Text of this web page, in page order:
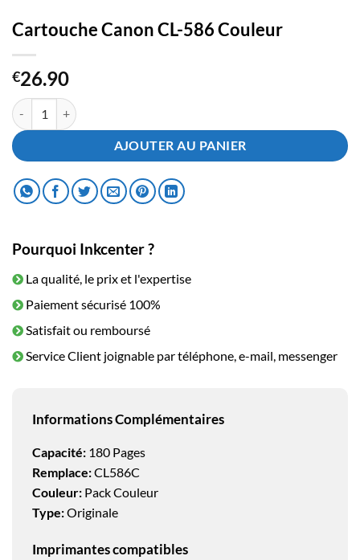
Cartouche Canon CL-586 Couleur
€26.90
quantité de Cartouche Canon CL-586 Couleur
AJOUTER AU PANIER
Pourquoi Inkcenter ?
La qualité, le prix et l'expertise
Paiement sécurisé 100%
Satisfait ou remboursé
Service Client joignable par téléphone, e-mail, messenger
Informations Complémentaires
Capacité: 180 Pages
Remplace:CL586C
Couleur: Pack Couleur
Type:Originale
Imprimantes compatibles